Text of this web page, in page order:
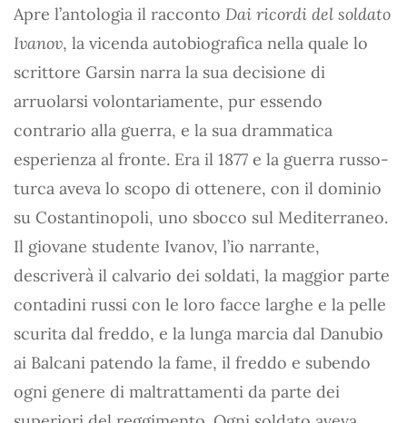
Apre l’antologia il racconto Dai ricordi del soldato
Ivanov, la vicenda autobiografica nella quale lo
scrittore Garsin narra la sua decisione di
arruolarsi volontariamente, pur essendo
contrario alla guerra, e la sua drammatica
esperienza al fronte. Era il 1877 e la guerra russo-
turca aveva lo scopo di ottenere, con il dominio
su Costantinopoli, uno sbocco sul Mediterraneo.
Il giovane studente Ivanov, l’io narrante,
descriverà il calvario dei soldati, la maggior parte
contadini russi con le loro facce larghe e la pelle
scurita dal freddo, e la lunga marcia dal Danubio
ai Balcani patendo la fame, il freddo e subendo
ogni genere di maltrattamenti da parte dei